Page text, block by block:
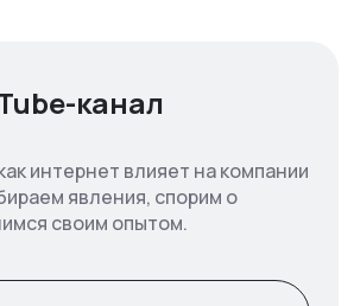
канал
интернет влияет на компании
явления, спорим о
своим опытом.